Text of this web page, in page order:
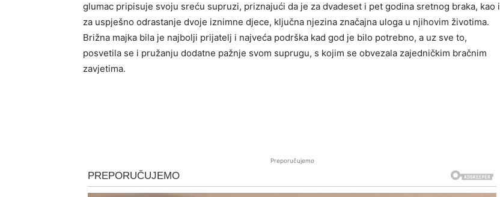
glumac pripisuje svoju sreću supruzi, priznajući da je za dvadeset i pet godina sretnog braka, kao i
za uspješno odrastanje dvoje iznimne djece, ključna njezina značajna uloga u njihovim životima.
Brižna majka bila je najbolji prijatelj i najveća podrška kad god je bilo potrebno, a uz sve to,
posvetila se i pružanju dodatne pažnje svom suprugu, s kojim se obvezala zajedničkim bračnim
zavjetima.
Preporučujemo